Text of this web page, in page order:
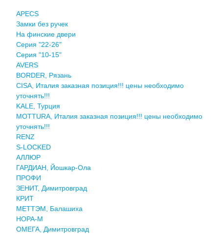
APECS
Замки без ручек
На финские двери
Серия "22-26"
Серия "10-15"
AVERS
BORDER, Рязань
CISA, Италия заказная позиция!!! цены необходимо
уточнять!!!
KALE, Турция
MOTTURA, Италия заказная позиция!!! цены необходимо
уточнять!!!
RENZ
S-LOCKED
АЛЛЮР
ГАРДИАН, Йошкар-Ола
ПРОФИ
ЗЕНИТ, Димитровград
КРИТ
МЕТТЭМ, Балашиха
НОРА-М
ОМЕГА, Димитровград